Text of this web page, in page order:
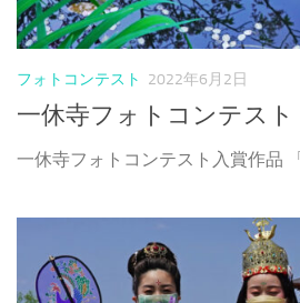
フォトコンテスト 2022年6月2日
一休寺フォトコンテスト
一休寺フォトコンテスト入賞作品